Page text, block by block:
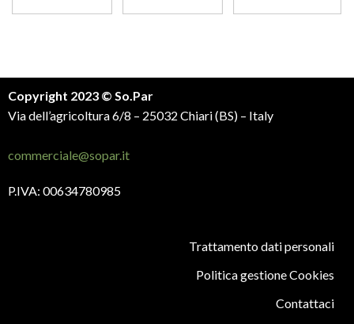
Copyright 2023 © So.Par
Via dell’agricoltura 6/8 – 25032 Chiari (BS) – Italy
commerciale@sopar.it
P.IVA: 00634780985
Trattamento dati personali
Politica gestione Cookies
Contattaci